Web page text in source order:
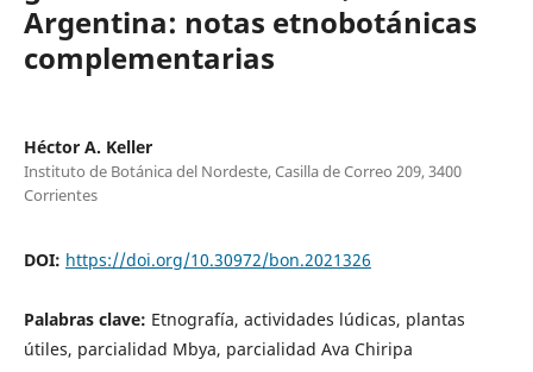
Argentina: notas etnobotánicas
complementarias
Héctor A. Keller
Instituto de Botánica del Nordeste, Casilla de Correo 209, 3400
Corrientes
DOI: https://doi.org/10.30972/bon.2021326
Palabras clave: Etnografía, actividades lúdicas, plantas
útiles, parcialidad Mbya, parcialidad Ava Chiripa